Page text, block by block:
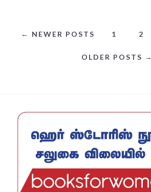
← NEWER POSTS 1 2
OLDER POSTS →